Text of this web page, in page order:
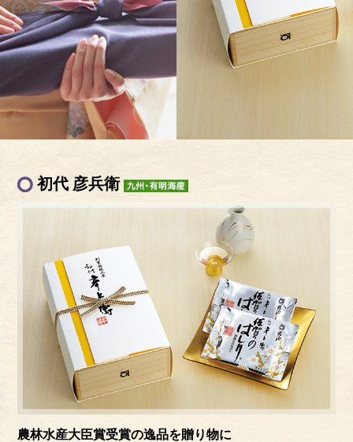
初代 彦兵衛
農林水産大臣賞受賞の逸品を贈り物に